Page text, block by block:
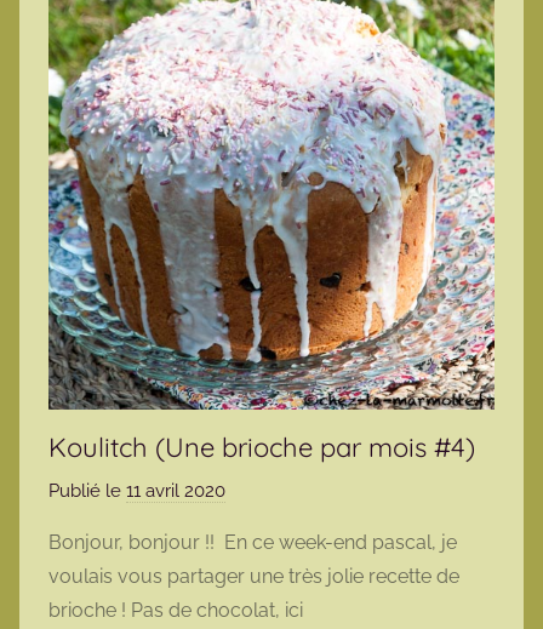
Koulitch (Une brioche par mois #4)
Publié le 11 avril 2020
r
m
a
Bonjour, bonjour !! En ce week-end pascal, je
voulais vous partager une très jolie recette de
brioche ! Pas de chocolat, ici